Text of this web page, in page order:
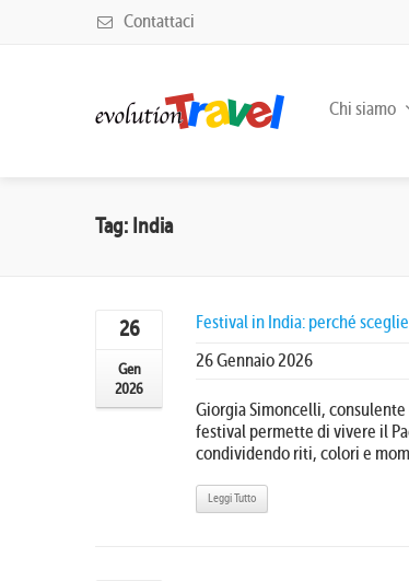
Contattaci
Chi siamo
Tag: India
26
Gen
2026
Festival in India: perché
26 Gennaio 2026
Giorgia Simoncelli,
festival permette di vivere il
condividendo riti, colori e
Leggi Tutto